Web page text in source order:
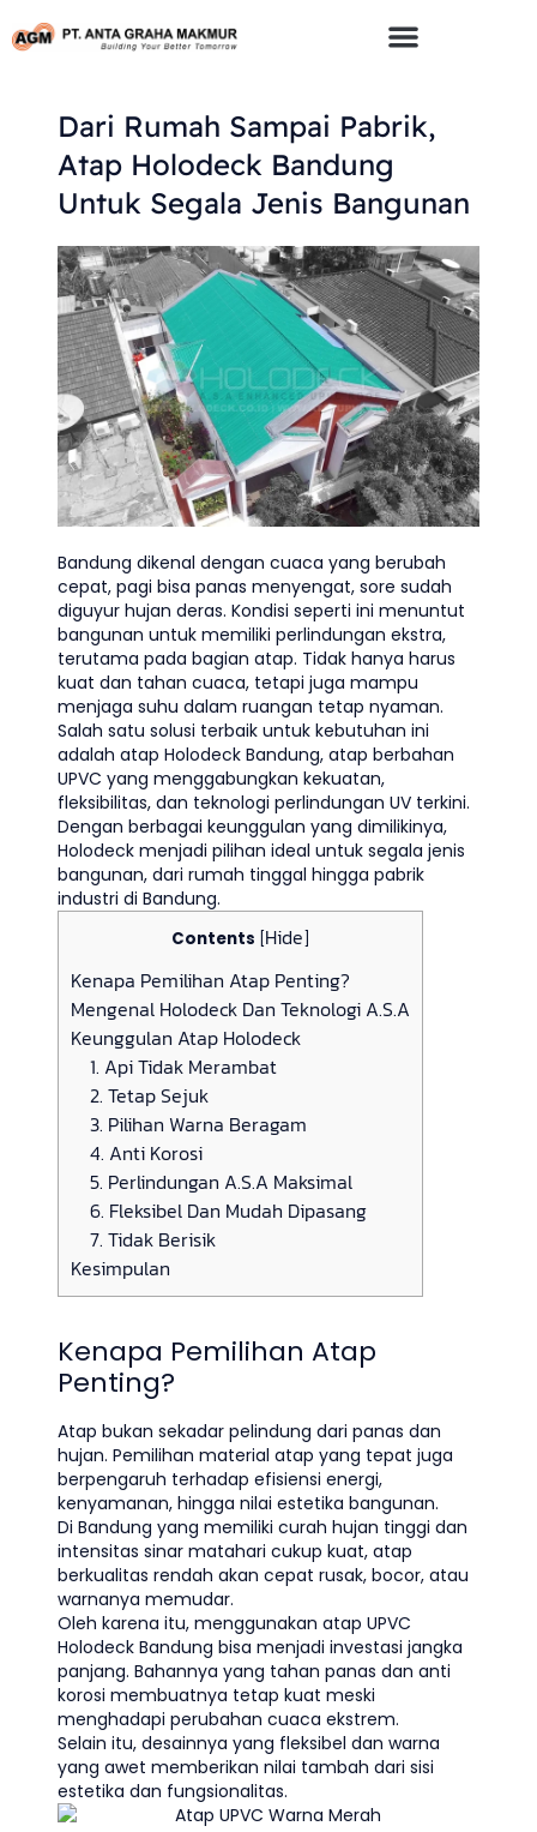
To
Dari Rumah Sampai Pabrik,
Atap Holodeck Bandung
Untuk Segala Jenis Bangunan
Bandung dikenal dengan cuaca yang berubah
cepat, pagi bisa panas menyengat, sore sudah
diguyur hujan deras. Kondisi seperti ini menuntut
bangunan untuk memiliki perlindungan ekstra,
terutama pada bagian atap. Tidak hanya harus
kuat dan tahan cuaca, tetapi juga mampu
menjaga suhu dalam ruangan tetap nyaman.
Salah satu solusi terbaik untuk kebutuhan ini
adalah atap Holodeck Bandung, atap berbahan
UPVC yang menggabungkan kekuatan,
fleksibilitas, dan teknologi perlindungan UV terkini.
Dengan berbagai keunggulan yang dimilikinya,
Holodeck menjadi pilihan ideal untuk segala jenis
bangunan, dari rumah tinggal hingga pabrik
industri di Bandung.
Contents Hide
Kenapa Pemilihan Atap Penting?
Mengenal Holodeck Dan Teknologi A.S.A
Keunggulan Atap Holodeck
1. Api Tidak Merambat
2. Tetap Sejuk
3. Pilihan Warna Beragam
4. Anti Korosi
5. Perlindungan A.S.A Maksimal
6. Fleksibel Dan Mudah Dipasang
7. Tidak Berisik
Kesimpulan
Kenapa Pemilihan Atap
Penting?
Atap bukan sekadar pelindung dari panas dan
hujan. Pemilihan material atap yang tepat juga
berpengaruh terhadap efisiensi energi,
kenyamanan, hingga nilai estetika bangunan.
Di Bandung yang memiliki curah hujan tinggi dan
intensitas sinar matahari cukup kuat, atap
berkualitas rendah akan cepat rusak, bocor, atau
warnanya memudar.
Oleh karena itu, menggunakan atap UPVC
Holodeck Bandung bisa menjadi investasi jangka
panjang. Bahannya yang tahan panas dan anti
korosi membuatnya tetap kuat meski
menghadapi perubahan cuaca ekstrem.
Selain itu, desainnya yang fleksibel dan warna
yang awet memberikan nilai tambah dari sisi
estetika dan fungsionalitas.